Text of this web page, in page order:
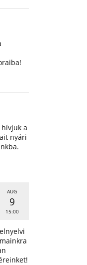
hívjuk a
nyári
AUG
9
15:00